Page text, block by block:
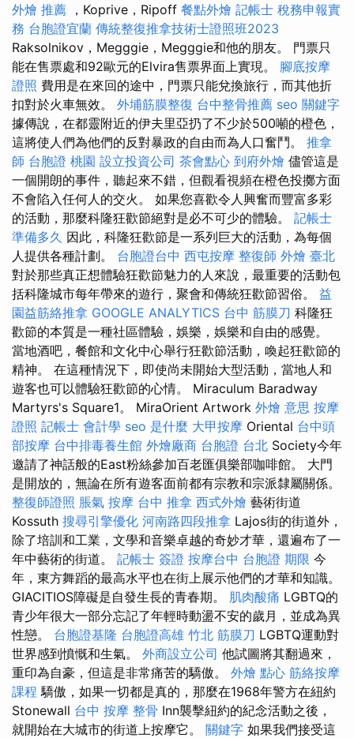
外燴 推薦 ，Koprive，Ripoff 餐點外燴 記帳士 稅務申報實
務 台胞證宜蘭 傳統整復推拿技術士證照班2023
Raksolnikov，Megggie，Megggie和他的朋友。 門票只
能在售票處和92歐元的Elvira售票界面上實現。 腳底按摩
證照 費用是在來回的途中，門票只能兌換旅行，而其他折
扣對於火車無效。 外埔筋膜整復 台中整骨推薦 seo 關鍵字
據傳說，在都靈附近的伊夫里亞扔了不少於500噸的橙色，
這將使人們為他們的反對暴政的自由而為人口奮鬥。 推拿
師 台胞證 桃園 設立投資公司 茶會點心 到府外燴 儘管這是
一個開朗的事件，聽起來不錯，但觀看視頻在橙色投擲方面
不會陷入任何人的交火。 如果您喜歡令人興奮而豐富多彩
的活動，那麼科隆狂歡節絕對是必不可少的體驗。 記帳士
準備多久 因此，科隆狂歡節是一系列巨大的活動，為每個
人提供各種計劃。 台胞證台中 西屯按摩 整復師 外燴 臺北
對於那些真正想體驗狂歡節魅力的人來說，最重要的活動包
括科隆城市每年帶來的遊行，聚會和傳統狂歡節習俗。 益
園益筋絡推拿 GOOGLE ANALYTICS 台中 筋膜刀 科隆狂
歡節的本質是一種社區體驗，娛樂，娛樂和自由的感覺。
當地酒吧，餐館和文化中心舉行狂歡節活動，喚起狂歡節的
精神。 在這種情況下，即使尚未開始大型活動，當地人和
遊客也可以體驗狂歡節的心情。 Miraculum Baradway
Martyrs's Square1。 MiraOrient Artwork 外燴 意思 按摩
證照 記帳士 會計學 seo 是什麼 大甲按摩 Oriental 台中頭
部按摩 台中排毒養生館 外燴廠商 台胞證 台北 Society今年
邀請了神話般的East粉絲參加百老匯俱樂部咖啡館。 大門
是開放的，無論在所有遊客面前都有宗教和宗派隸屬關係。
整復師證照 脹氣 按摩 台中 推拿 西式外燴 藝術街道
Kossuth 搜尋引擎優化 河南路四段推拿 Lajos街的街道外，
除了培訓和工業，文學和音樂卓越的奇妙才華，還遍布了一
年中藝術的街道。 記帳士 簽證 按摩台中 台胞證 期限 今
年，東方舞蹈的最高水平也在街上展示他們的才華和知識。
GIACITIOS障礙是自發生長的青春期。 肌肉酸痛 LGBTQ的
青少年很大一部分忘記了年輕時動盪不安的歲月，並成為異
性戀。 台胞證基隆 台胞證高雄 竹北 筋膜刀 LGBTQ運動對
世界感到憤慨和生氣。 外商設立公司 他試圖將其翻過來，
重印為自豪，但這是非常痛苦的驕傲。 外燴 點心 筋絡按摩
課程 驕傲，如果一切都是真的，那麼在1968年警方在紐約
Stonewall 台中 按摩 整骨 Inn襲擊紐約的紀念活動之後，
就開始在大城市的街道上按摩它。 關鍵字 如果我們接受這